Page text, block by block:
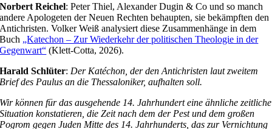
Norbert Reichel: Peter Thiel, Alexander Dugin & Co und so manch
andere Apologeten der Neuen Rechten behaupten, sie bekämpften den
Antichristen. Volker Weiß analysiert diese Zusammenhänge in dem
Buch „Katechon – Zur Wiederkehr der politischen Theologie in der
Gegenwart“ (Klett-Cotta, 2026).
Harald Schlüter: Der Katéchon, der den Antichristen laut zweitem
Brief des Paulus an die Thessaloniker, aufhalten soll.
Wir können für das ausgehende 14. Jahrhundert eine ähnliche zeitliche
Situation konstatieren, die Zeit nach dem der Pest und dem großen
Pogrom gegen Juden Mitte des 14. Jahrhunderts, das zur Vernichtung